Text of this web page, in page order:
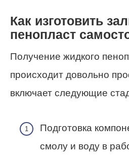
Как изготовить
пенопласт
Получение жидкого
происходит довольно
включает следующие
Подготовка
смолу и воду в